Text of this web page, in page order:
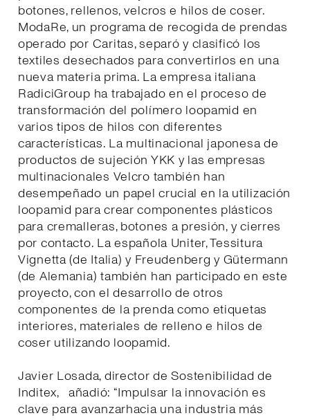
botones, rellenos, velcros e hilos de coser.
ModaRe, un programa de recogida de prendas
operado por Caritas, separó y clasificó los
textiles desechados para convertirlos en una
nueva materia prima. La empresa italiana
RadiciGroup ha trabajado en el proceso de
transformación del polímero loopamid en
varios tipos de hilos con diferentes
características. La multinacional japonesa de
productos de sujeción YKK y las empresas
multinacionales Velcro también han
desempeñado un papel crucial en la utilización
loopamid para crear componentes plásticos
para cremalleras, botones a presión, y cierres
por contacto. La española Uniter, Tessitura
Vignetta (de Italia) y Freudenberg y Gütermann
(de Alemania) también han participado en este
proyecto, con el desarrollo de otros
componentes de la prenda como etiquetas
interiores, materiales de relleno e hilos de
coser utilizando loopamid.
Javier Losada, director de Sostenibilidad de
Inditex, añadió: “Impulsar la innovación es
clave para avanzarhacia una industria más